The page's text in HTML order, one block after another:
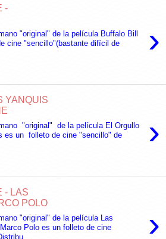
-
›
"original" de la película Buffalo Bill
cine "sencillo"(bastante difícil de
YANQUIS
›
"original" de la película El Orgullo
es un folleto de cine "sencillo" de
- LAS
POLO
›
"original" de la película Las
Polo es un folleto de cine